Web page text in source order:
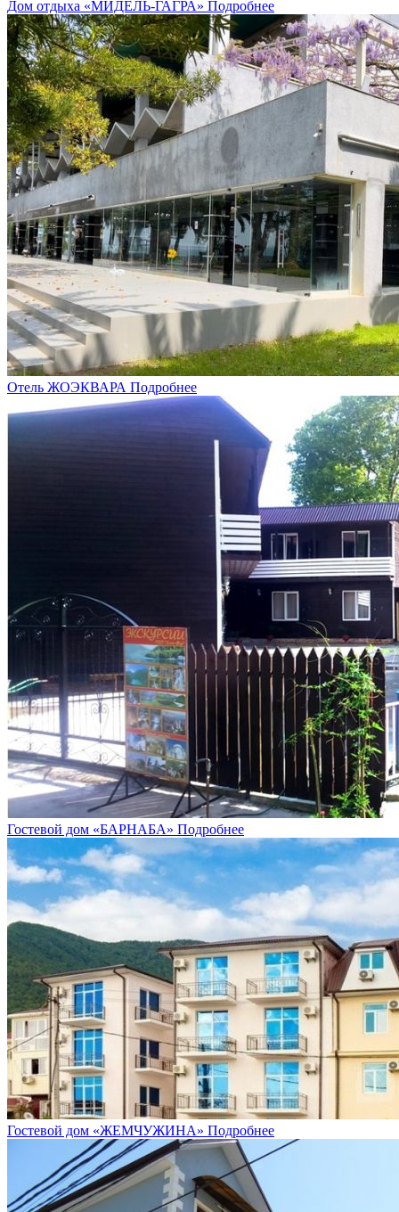
Дом отдыха «МИДЕЛЬ-ГАГРА» Подробнее
Отель ЖОЭКВАРА Подробнее
Гостевой дом «БАРНАБА» Подробнее
Гостевой дом «ЖЕМЧУЖИНА» Подробнее